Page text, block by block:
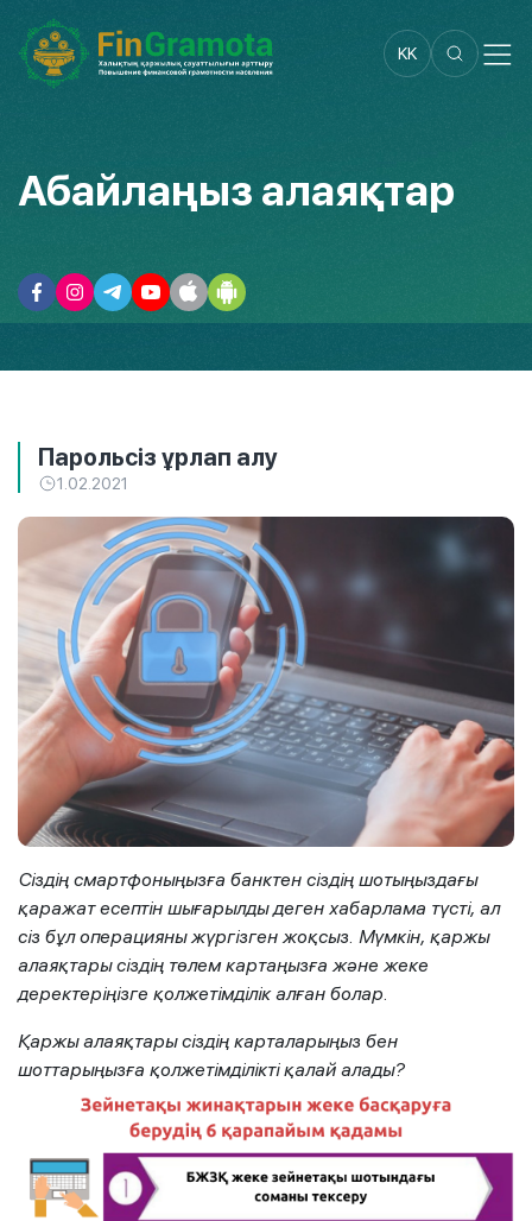
KK
Абайлаңыз алаяқтар
Парольсіз ұрлап алу
1.02.2021
Сіздің смартфоныңызға банктен сіздің шотыңыздағы
қаражат есептін шығарылды деген хабарлама түсті, ал
сіз бұл операцияны жүргізген жоқсыз. Мүмкін, қаржы
алаяқтары сіздің төлем картаңызға және жеке
деректеріңізге қолжетімділік алған болар.
Қаржы алаяқтары сіздің карталарыңыз бен
шоттарыңызға қолжетімділікті қалай алады?